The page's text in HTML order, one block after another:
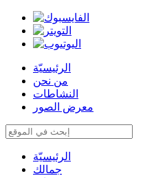
الرئيسيّة
من نحن
النشاطات
معرض الصور
الرئيسيّة
جمالك